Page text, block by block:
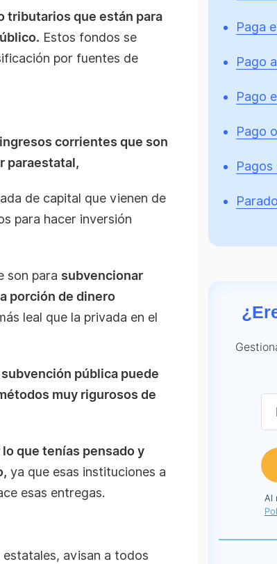
tributarios que están para
Estos fondos se
por fuentes de
ingresos corrientes que son
paraestatal,
de capital que vienen de
para hacer inversión
son para subvencionar
porción de dinero
leal que la privada en el
subvención pública puede
muy rigurosos de
que tenías pensado y
ya que esas instituciones a
esas entregas.
avisan a todos
Paga
Pago
Pago
Pago
Pagos
Al